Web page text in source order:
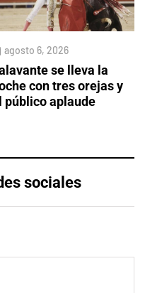
agosto 6, 2026
se lleva la
con tres orejas y
público aplaude
sociales